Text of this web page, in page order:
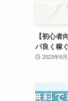
【初心者
パ良く稼
2023年8月